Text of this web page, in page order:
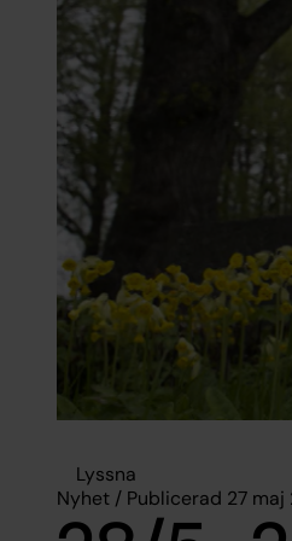
Lyssna
Nyhet / Publicerad 27